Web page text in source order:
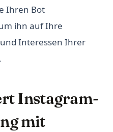
Ihren Bot
ihn auf Ihre
Interessen Ihrer
Instagram-
mit